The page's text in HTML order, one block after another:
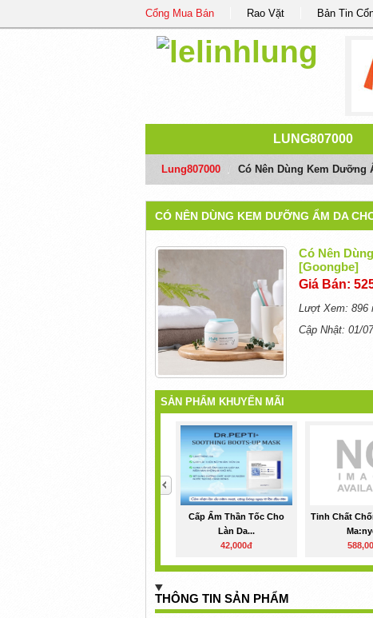
Cổng Mua Bán Rao Vặt Bản Tin
LUNG807000
Lung807000 Có Nên Dùng Kem Dưỡng
CÓ NÊN DÙNG KEM DƯỠNG ẨM DA
Có Nên
[Goongbe]
Giá Bán:
Lượt Xem: 896
Cập Nhật: 01/
SẢN PHẨM KHUYẾN MÃI
Cấp Ẩm Thần Tốc Cho
Làn Da...
42,000đ
Tinh Chất
THÔNG TIN SẢN PHẨM